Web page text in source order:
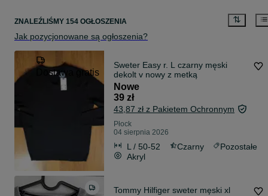
ZNALEŹLIŚMY 154 OGŁOSZENIA
Jak pozycjonowane są ogłoszenia?
Dostawa gratis
Sweter Easy r. L czarny męski
dekolt v nowy z metką
Nowe
39 zł
43,87 zł z Pakietem Ochronnym
Płock
04 sierpnia 2026
L / 50-52 Czarny
Pozostałe
Akryl
Tommy Hilfiger sweter męski xl